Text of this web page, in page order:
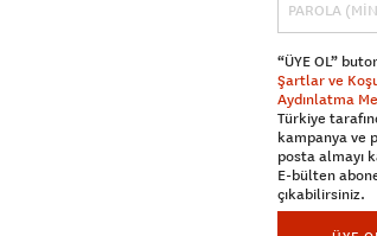
“ÜYE OL”
Şartlar ve
Aydınlatma
Türkiye
kampanya ve
posta almayı
E-bülten
çıkabilirsiniz.